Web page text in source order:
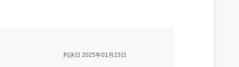
判決日 2025年01月23日